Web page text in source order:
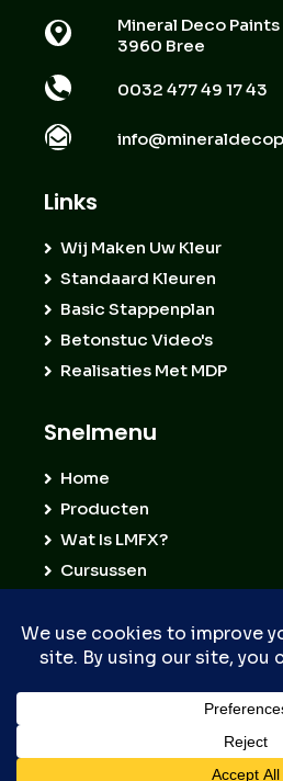
Mineral Deco
3960 Bree
0032 477 49 17 43
Links
Wij Maken Uw Kleur
Standaard Kleuren
Basic Stappenplan
Betonstuc Video's
Realisaties Met MDP
Snelmenu
Home
Producten
Wat Is LMFX?
Cursussen
© CopyRight
Voorwaarden